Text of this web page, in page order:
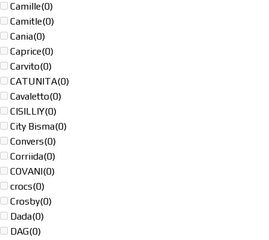
Camille(0)
Camitle(0)
Cania(0)
Caprice(0)
Carvito(0)
CATUNITA(0)
Cavaletto(0)
CISILLIY(0)
City Bisma(0)
Convers(0)
Corriida(0)
COVANI(0)
crocs(0)
Crosby(0)
Dada(0)
DAG(0)